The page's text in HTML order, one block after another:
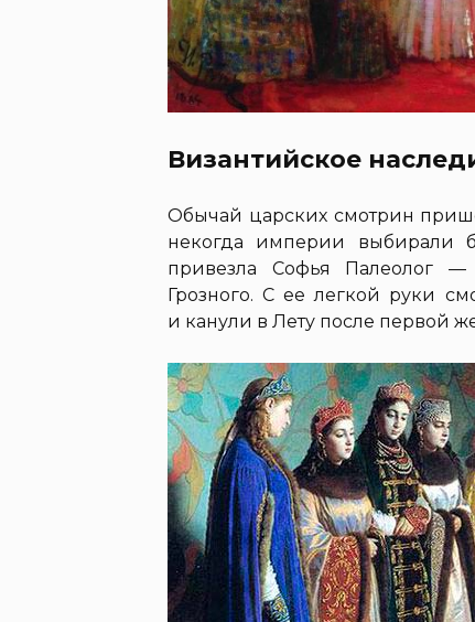
Византийское
Обычай царских смотрин
некогда империи выбирали
привезла Софья Палеолог
Грозного. С ее легкой руки
и канули в Лету после первой